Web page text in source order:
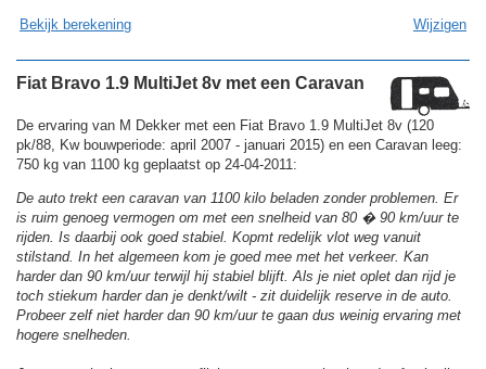
Bekijk berekening Wijzigen
Fiat Bravo 1.9 MultiJet 8v met een Caravan
De ervaring van M Dekker met een Fiat Bravo 1.9 MultiJet 8v (120
pk/88, Kw bouwperiode: april 2007 - januari 2015) en een Caravan leeg:
750 kg van 1100 kg geplaatst op 24-04-2011:
De auto trekt een caravan van 1100 kilo beladen zonder problemen. Er
is ruim genoeg vermogen om met een snelheid van 80 � 90 km/uur te
rijden. Is daarbij ook goed stabiel. Kopmt redelijk vlot weg vanuit
stilstand. In het algemeen kom je goed mee met het verkeer. Kan
harder dan 90 km/uur terwijl hij stabiel blijft. Als je niet oplet dan rijd je
toch stiekum harder dan je denkt/wilt - zit duidelijk reserve in de auto.
Probeer zelf niet harder dan 90 km/uur te gaan dus weinig ervaring met
hogere snelheden.